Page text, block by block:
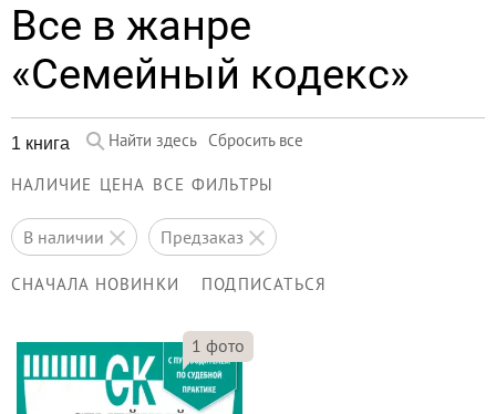
Все в жанре
«Семейный кодекс»
1 книга Найти здесь Сбросить все
НАЛИЧИЕ ЦЕНА ВСЕ ФИЛЬТРЫ
в наличии предзаказ
СНАЧАЛА НОВИНКИ ПОДПИСАТЬСЯ
1 фото